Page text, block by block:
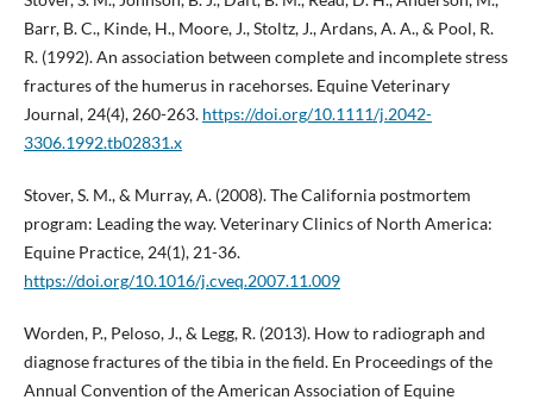
Barr, B. C., Kinde, H., Moore, J., Stoltz, J., Ardans, A. A., & Pool, R.
R. (1992). An association between complete and incomplete stress
fractures of the humerus in racehorses. Equine Veterinary
Journal, 24(4), 260-263. https://doi.org/10.1111/j.2042-
3306.1992.tb02831.x
Stover, S. M., & Murray, A. (2008). The California postmortem
program: Leading the way. Veterinary Clinics of North America:
Equine Practice, 24(1), 21-36.
https://doi.org/10.1016/j.cveq.2007.11.009
Worden, P., Peloso, J., & Legg, R. (2013). How to radiograph and
diagnose fractures of the tibia in the field. En Proceedings of the
Annual Convention of the American Association of Equine